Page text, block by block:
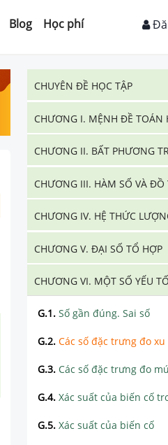
Blog Học phí
CHUYÊN ĐỀ HỌC TẬP
CHƯƠNG I. MỆNH ĐỀ TOÁN
CHƯƠNG III. HÀM SỐ VÀ ĐỒ
CHƯƠNG V. ĐẠI SỐ TỔ HỢP
G.1. Số gần đúng. Sai số
G.2. Các số đặc trưng đo xu thế trung tâm
G.3. Các số đặc trưng đo mức độ phân tán
G.4. Xác suất của biến cố trong
G.5. Xác suất của biến cố